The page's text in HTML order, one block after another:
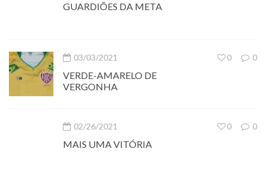
GUARDIÕES DA META
03/03/2021 0
0
VERDE-AMARELO DE
VERGONHA
02/26/2021 0
0
MAIS UMA VITÓRIA